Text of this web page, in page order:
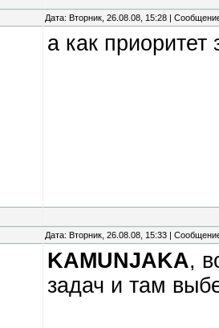
Дата: Вторник, 26.08.08, 15:28 |
а как приоритет
Дата: Вторник, 26.08.08, 15:33 |
KAMUNJAKA,
задач и там